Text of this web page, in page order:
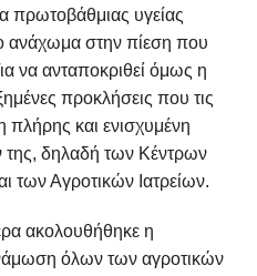
πρωτοβάθμιας υγείας
ανάχωμα στην πίεση που
να ανταποκριθεί όμως η
προκλήσεις που τις
πλήρης και ενισχυμένη
της, δηλαδή των Κέντρων
των Αγροτικών Ιατρείων.
ακολουθήθηκε η
όλων των αγροτικών